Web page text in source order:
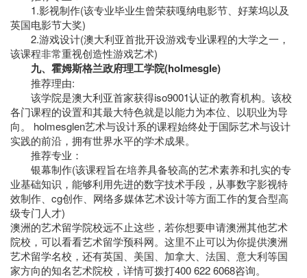
1.影视制作(该专业毕业生曾荣获嘎纳电影节、好莱坞以及
英国电影节大奖)
2.游戏设计(澳大利亚首批开设游戏专业课程的大学之一，
该课程非常重视创造性游戏艺术)
九、霍姆斯格兰政府理工学院(holmesgle)
推荐理由:
该学院是澳大利亚首家获得iso9001认证的教育机构。该校
各门课程的设置和其最大特色就是以能力为本位、以职业为导
向。 holmesglen艺术与设计系的课程始终处于国际艺术与设计
实践的前沿，拥有世界水平的学术成果。
推荐专业：
银幕制作(该课程旨在培养具备较高的艺术素养和扎实的专
业基础知识，能够利用先进的数字技术手段，从事数字影视特
效制作、cg创作、网络多媒体艺术设计等方面工作的复合型高
级专门人才)
澳洲的艺术留学院校远不止这些，若你想要申请澳洲其他艺术
院校，可以看看艺术留学预科网。这里不止可以为你提供澳洲
艺术留学名校，还有英国、美国、加拿大、法国、意大利等国
家方向的知名艺术院校，详情可拨打400 622 6068咨询。